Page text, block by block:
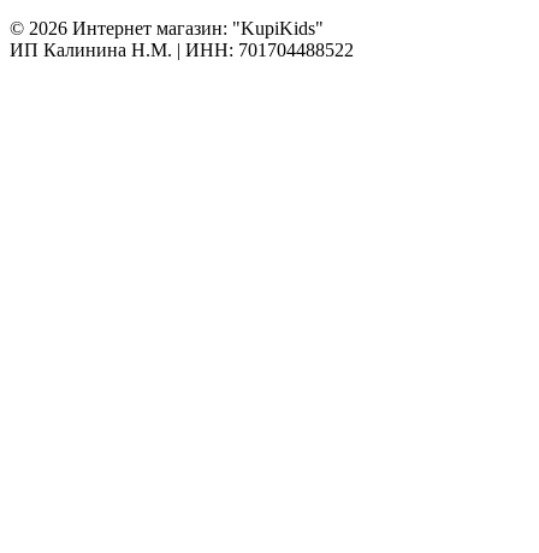
© 2026 Интернет магазин: "KupiKids"
ИП Калинина Н.М. | ИНН: 701704488522